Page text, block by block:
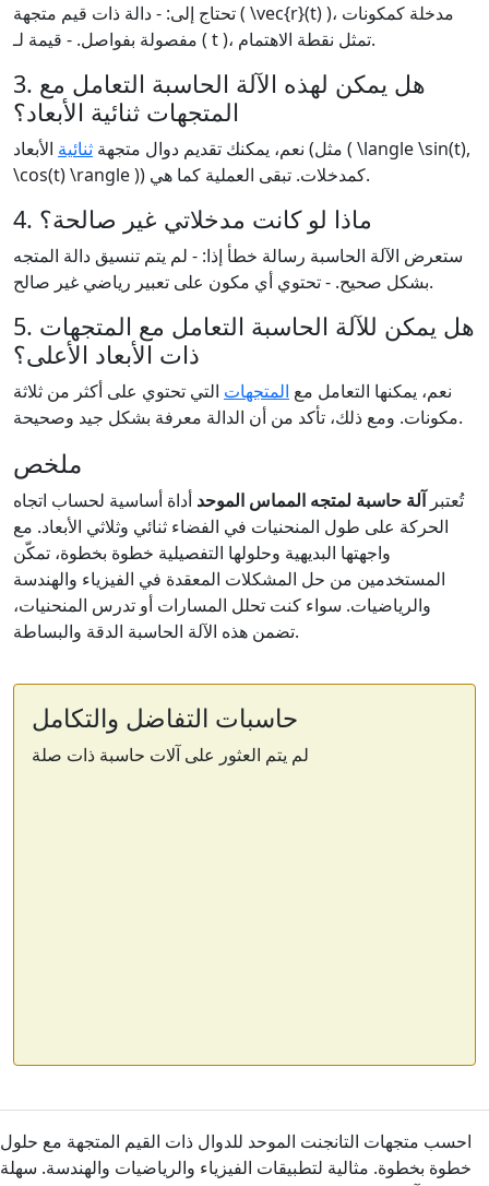
تحتاج إلى: - دالة ذات قيم متجهة ( \vec{r}(t) )، مدخلة كمكونات
مفصولة بفواصل. - قيمة لـ ( t )، تمثل نقطة الاهتمام.
3. هل يمكن لهذه الآلة الحاسبة التعامل مع
المتجهات ثنائية الأبعاد؟
نعم، يمكنك تقديم دوال متجهة ثنائية الأبعاد (مثل ( \langle \sin(t),
\cos(t) \rangle )) كمدخلات. تبقى العملية كما هي.
4. ماذا لو كانت مدخلاتي غير صالحة؟
ستعرض الآلة الحاسبة رسالة خطأ إذا: - لم يتم تنسيق دالة المتجه
بشكل صحيح. - تحتوي أي مكون على تعبير رياضي غير صالح.
5. هل يمكن للآلة الحاسبة التعامل مع المتجهات
ذات الأبعاد الأعلى؟
نعم، يمكنها التعامل مع المتجهات التي تحتوي على أكثر من ثلاثة
مكونات. ومع ذلك، تأكد من أن الدالة معرفة بشكل جيد وصحيحة.
ملخص
تُعتبر آلة حاسبة لمتجه المماس الموحد أداة أساسية لحساب اتجاه
الحركة على طول المنحنيات في الفضاء ثنائي وثلاثي الأبعاد. مع
واجهتها البديهية وحلولها التفصيلية خطوة بخطوة، تمكّن
المستخدمين من حل المشكلات المعقدة في الفيزياء والهندسة
والرياضيات. سواء كنت تحلل المسارات أو تدرس المنحنيات،
تضمن هذه الآلة الحاسبة الدقة والبساطة.
حاسبات التفاضل والتكامل
لم يتم العثور على آلات حاسبة ذات صلة
احسب متجهات التانجنت الموحد للدوال ذات القيم المتجهة مع حلول
خطوة بخطوة. مثالية لتطبيقات الفيزياء والرياضيات والهندسة. سهلة